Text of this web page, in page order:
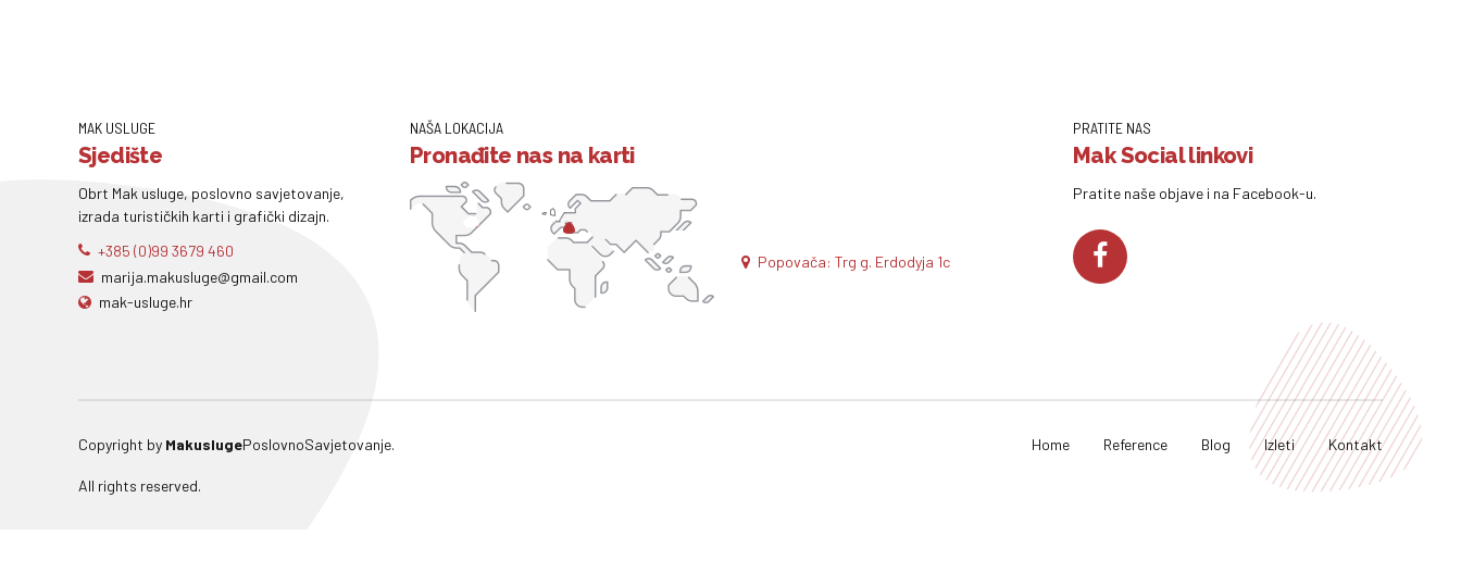
MAK USLUGE
Sjedište
Obrt Mak usluge, poslovno savjetovanje,
izrada turističkih karti i grafički dizajn.
+385 (0)99 3679 460
marija.makusluge@gmail.com
mak-usluge.hr
NAŠA LOKACIJA
Pronađite nas na karti
Popovača: Trg g. Erdodyja 1c
PRATITE NAS
Mak Social linkovi
Pratite naše objave i na Facebook-u.
Copyright by MakuslugePoslovnoSavjetovanje.
All rights reserved.
Home Reference Blog Izleti Kontakt